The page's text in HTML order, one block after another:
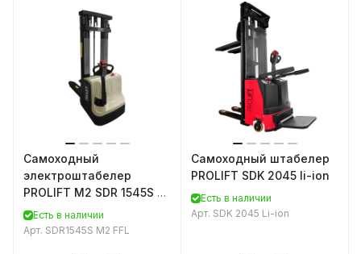
Самоходный
электроштабелер
PROLIFT M2 SDR 1545S со
свободным подъемом
Есть в наличии
Арт. SDR1545S M2 FFL
Самоходный штабелер
PROLIFT SDK 2045 li-ion
Есть в наличии
Арт. SDK 2045 Li-ion